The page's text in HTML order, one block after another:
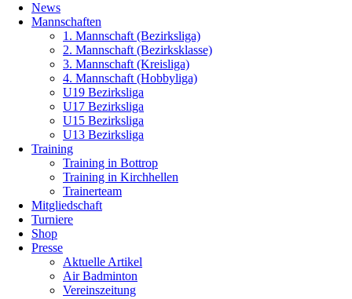
überspringen
News
Mannschaften
1. Mannschaft (Bezirksliga)
2. Mannschaft (Bezirksklasse)
3. Mannschaft (Kreisliga)
4. Mannschaft (Hobbyliga)
U19 Bezirksliga
U17 Bezirksliga
U15 Bezirksliga
U13 Bezirksliga
Training
Training in Bottrop
Training in Kirchhellen
Trainerteam
Mitgliedschaft
Turniere
Shop
Presse
Aktuelle Artikel
Air Badminton
Vereinszeitung